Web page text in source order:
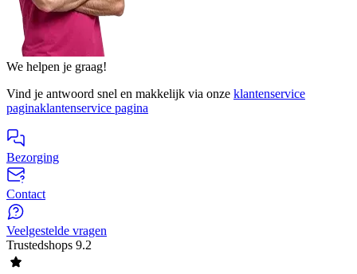
We helpen je graag!
Vind je antwoord snel en makkelijk via onze klantenservice
paginaklantenservice pagina
Bezorging
Contact
Veelgestelde vragen
Trustedshops 9.2